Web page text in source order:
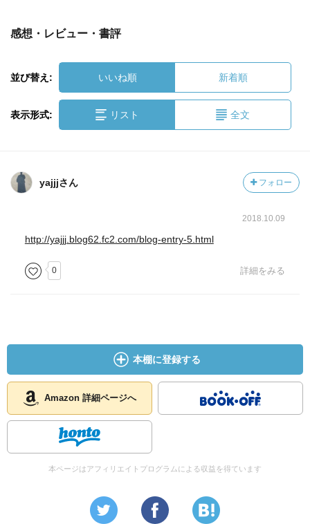
感想・レビュー・書評
並び替え: いいね順 新着順
表示形式: リスト 全文
yajjjさん フォロー
2018.10.09
http://yajjj.blog62.fc2.com/blog-entry-5.html
0 詳細をみる
本棚に登録する
Amazon 詳細ページへ
本ページはアフィリエイトプログラムによる収益を得ています